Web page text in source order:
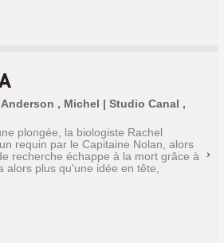
, Michel | Studio Canal ,
plongée, la biologiste Rachel
requin par le Capitaine Nolan, alors
recherche échappe à la mort grâce à
alors plus qu'une idée en tête,